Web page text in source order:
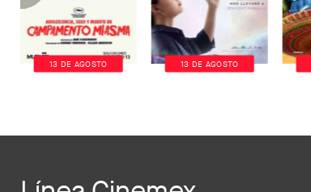
13 DE AGOSTO 13 DE AGOSTO